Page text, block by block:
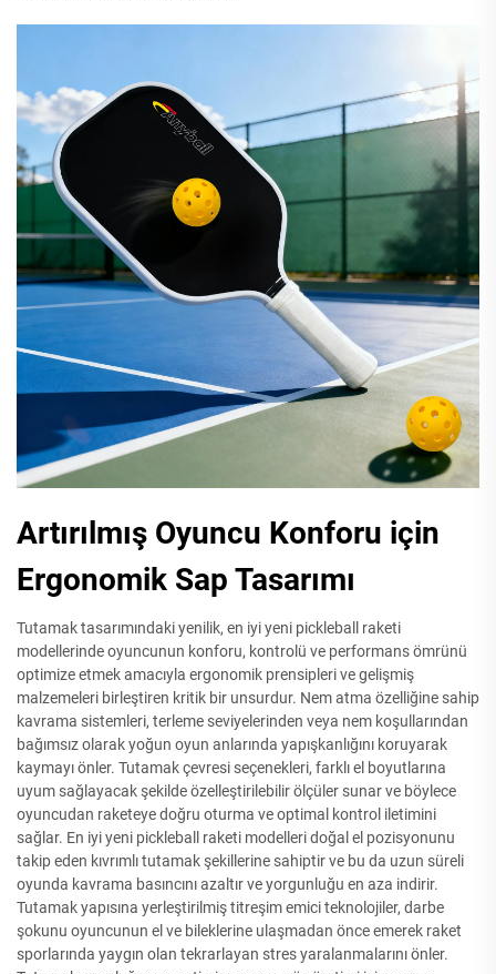
Artırılmış Oyuncu Konforu için
Ergonomik Sap Tasarımı
Tutamak tasarımındaki yenilik, en iyi yeni pickleball raketi
modellerinde oyuncunun konforu, kontrolü ve performans ömrünü
optimize etmek amacıyla ergonomik prensipleri ve gelişmiş
malzemeleri birleştiren kritik bir unsurdur. Nem atma özelliğine sahip
kavrama sistemleri, terleme seviyelerinden veya nem koşullarından
bağımsız olarak yoğun oyun anlarında yapışkanlığını koruyarak
kaymayı önler. Tutamak çevresi seçenekleri, farklı el boyutlarına
uyum sağlayacak şekilde özelleştirilebilir ölçüler sunar ve böylece
oyuncudan raketeye doğru oturma ve optimal kontrol iletimini
sağlar. En iyi yeni pickleball raketi modelleri doğal el pozisyonunu
takip eden kıvrımlı tutamak şekillerine sahiptir ve bu da uzun süreli
oyunda kavrama basıncını azaltır ve yorgunluğu en aza indirir.
Tutamak yapısına yerleştirilmiş titreşim emici teknolojiler, darbe
şokunu oyuncunun el ve bileklerine ulaşmadan önce emerek raket
sporlarında yaygın olan tekrarlayan stres yaralanmalarını önler.